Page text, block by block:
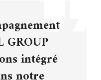
GROUP
intégré